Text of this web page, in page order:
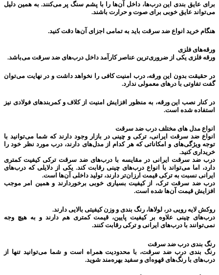
برای عایق بندی این درب‌ها، داخل آن‌ها را با پشم سنگ پر می‌کنند. به همین دلیل
می‌تواند عایق خوبی برای صوت و حرارت باشند.
هنگام خرید انواع ضد سرقت باید به تمامی اجزای آن‌ها دقت کنید.
ورقه‌های فلزی
ورقه فلزی یکی از ضروری‌ترین عناصر کارآمد داخل درب‌های ضد سرقت می‌باشد.
در حقیقت بدون این ورقه، درب امنیت کافی را نخواهد داشت و در نهایت می‌توان
گفت تفاوتی با درهای معمولی ندارد.
در کنار نصب این ورقه، به منظور افزایش امنیت از کلاف و کمربندهای فولادی نیز
استفاده شده است.
انواع مدل های مختلف درب ضد سرقت
انواع ضد سرقت ایرانی، ترکی و چینی در بازار وجود دارند که شما می‌توانید با
توجه ویژگی‌های و امکاناتی که هر کدام از مدل‌های دارند، درب مورد نظر خود را
خریداری کنید.
درب‌ ضد سرقت ایرانی در مقایسه با درب‌های ضد سرقت ترکی کیفیت کمتری
دارد، اما می‌تواند با انواع درب‌های چینی رقابت کند. یکی از دلایلی که درب‌های
ایرانی نسبت به ترکی قیمت ارزان‌تر دارند، تولید داخلی آن‌ها است.
درب ضد سرقت ترک، از کیفیت بسیاری خوبی برخوردارند و همین امر موجب
افزایش قیمت آن‌ها شده است.
روکش لایه رویی در، لولاها، رنگ بندی و وزن کیفیتی بالایی دارند.
درب‌های چینی علاوه بر کیفیت پایین، قیمت کمتری هم دارند و به هیچ وجه
نمی‌توانند با درب‌های ایرانی و ترکی رقابت کنند.
رنگ بندی درب ضد سرقت
رنگ بندی درب ضد سرقت، با محدودیت همراه است و شما می‌توانید تنها از
درب‌های با رنگ‌های قهوه‌ای و سفید بهره‌مند شوید.